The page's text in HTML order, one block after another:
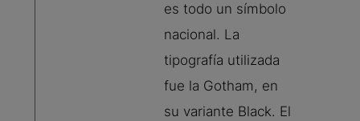
es todo un símbolo
nacional. La
tipografía utilizada
fue la Gotham, en
su variante Black. El